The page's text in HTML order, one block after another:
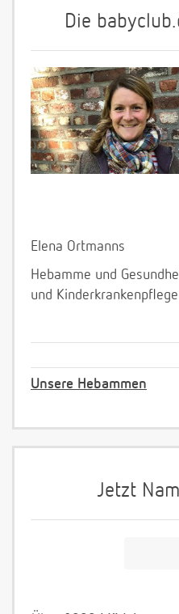
Die
Elena Ortmanns
Hebamme und
und
Unsere Hebammen
Jetzt